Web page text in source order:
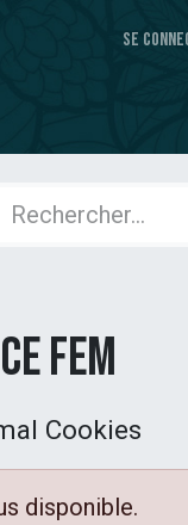
Se
Fem
Cookies
disponible.